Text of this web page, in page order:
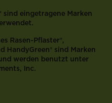
sind eingetragene Marken
Rasen-Pflaster®,
HandyGreen® sind Marken
werden benutzt unter
Inc.